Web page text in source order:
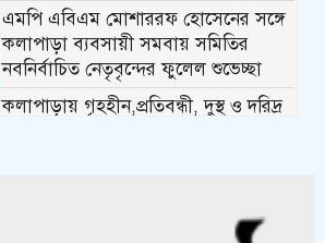
এমপি এবিএম মোশাররফ হোসেনের সঙ্গে
কলাপাড়া ব্যবসায়ী সমবায় সমিতির
নবনির্বাচিত নেতৃবৃন্দের ফুলেল শুভেচ্ছা
কলাপাড়ায় গৃহহীন,প্রতিবন্ধী, দুস্থ ও দরিদ্র